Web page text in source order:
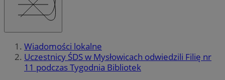
Wiadomości lokalne
Uczestnicy ŚDS w Mysłowicach odwiedzili Filię nr
11 podczas Tygodnia Bibliotek